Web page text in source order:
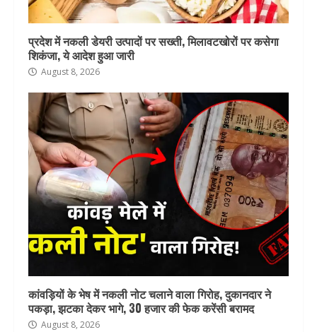
प्रदेश में नकली डेयरी उत्पादों पर सख्ती, मिलावटखोरों पर कसेगा
शिकंजा, ये आदेश हुआ जारी
August 8, 2026
कांवड़ियों के भेष में नकली नोट चलाने वाला गिरोह, दुकानदार ने
पकड़ा, झटका देकर भागे, 30 हजार की फेक करेंसी बरामद
August 8, 2026